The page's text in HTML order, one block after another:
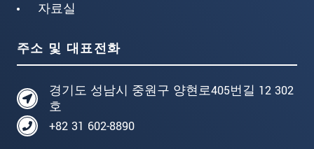
자료실
주소 및 대표전화
경기도 성남시 중원구 양현로405번길 12 302
호
+82 31 602-8890